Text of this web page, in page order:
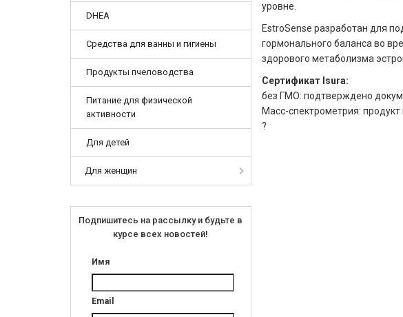
DHEA
Средства для ванны и гигиены
Продукты пчеловодства
Питание для физической
активности
Для детей
Для женщин
Подпишитесь на рассылку и будьте в
курсе всех новостей!
Имя
Email
уровне.
EstroSense разработан для
гормонального баланса во
здорового метаболизма
Сертификат Isura:
без ГМО: подтверждено
Масс-спектрометрия:
?